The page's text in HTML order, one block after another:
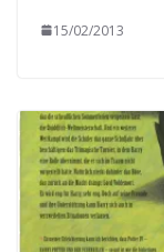
15/02/2013